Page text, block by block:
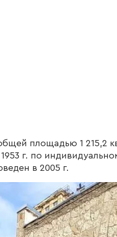
площадью 1 215,2
г. по
в 2005 г.